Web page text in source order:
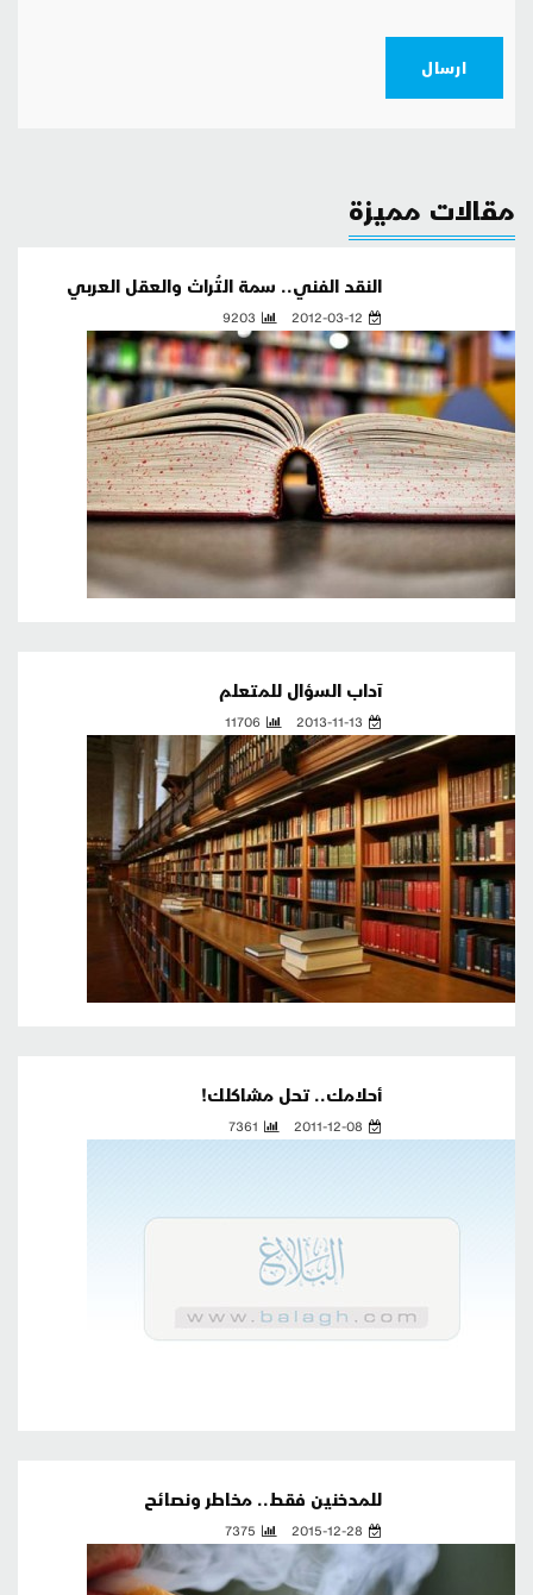
ارسال
مقالات مميزة
النقد الفني.. سمة التُراث والعقل العربي
2012-03-12
9203
آداب السؤال للمتعلم
2013-11-13
11706
أحلامك.. تحل مشاكلك!
2011-12-08
7361
للمدخنين فقط.. مخاطر ونصائح
2015-12-28
7375